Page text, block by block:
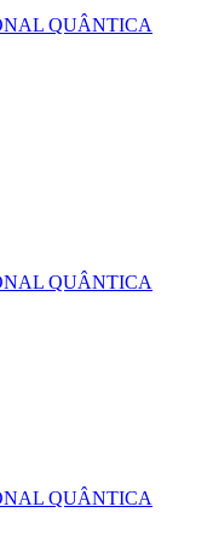
QUÂNTICA
QUÂNTICA
QUÂNTICA